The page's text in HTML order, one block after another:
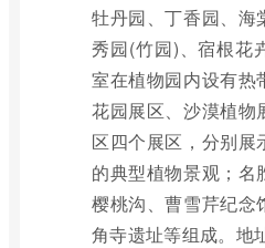
牡丹园、丁香园、海
秀园(竹园)、宿根花
室在植物园内设有热
花园展区、沙漠植物
区四个展区，分别展
的典型植物景观；名
樱桃沟、曹雪芹纪念
角寺遗址等组成。地